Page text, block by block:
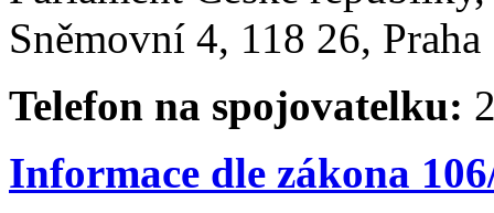
Sněmovní 4, 118 26,
Telefon na spojovatelku:
Informace dle zákona